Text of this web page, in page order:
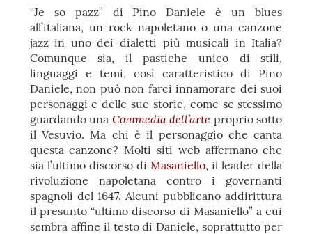
“Je so pazz” di Pino Daniele è un blues
all’italiana, un rock napoletano o una canzone
jazz in uno dei dialetti più musicali in Italia?
Comunque sia, il pastiche unico di stili,
linguaggi e temi, così caratteristico di Pino
Daniele, non può non farci innamorare dei suoi
personaggi e delle sue storie, come se stessimo
guardando una Commedia dell’arte proprio sotto
il Vesuvio. Ma chi è il personaggio che canta
questa canzone? Molti siti web affermano che
sia l’ultimo discorso diMasaniello, il leader della
rivoluzione napoletana contro i governanti
spagnoli del 1647. Alcuni pubblicano addirittura
il presunto “ultimo discorso di Masaniello” a cui
sembra affine il testo di Daniele, soprattutto per